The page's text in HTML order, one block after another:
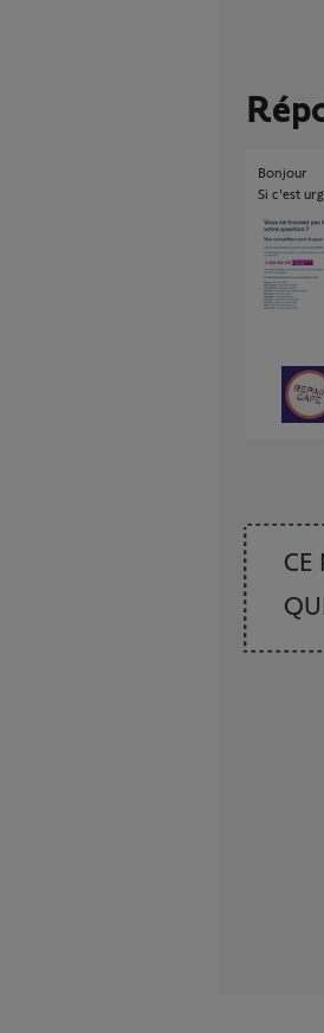
Bonjour
Si c'est
CE